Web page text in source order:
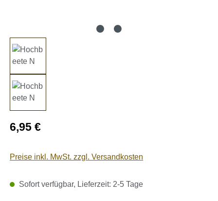
Regulärer Preis:
6,95 €
Preise inkl. MwSt. zzgl. Versandkosten
Sofort verfügbar, Lieferzeit: 2-5 Tage